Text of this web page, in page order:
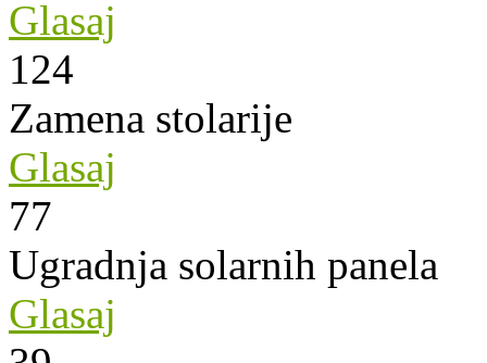
Glasaj
124
Zamena stolarije
Glasaj
77
Ugradnja solarnih panela
Glasaj